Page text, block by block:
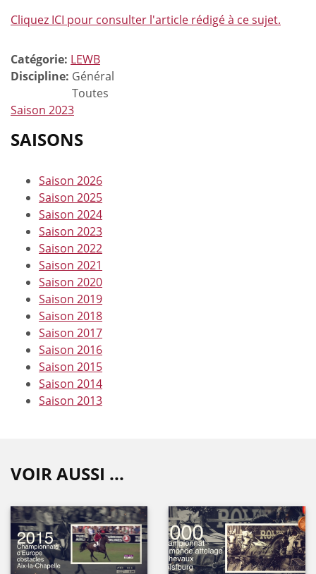
Cliquez ICI pour consulter l'article rédigé à ce sujet.
Catégorie: LEWB
Discipline: Général
Toutes
Saison 2023
SAISONS
Saison 2026
Saison 2025
Saison 2024
Saison 2023
Saison 2022
Saison 2021
Saison 2020
Saison 2019
Saison 2018
Saison 2017
Saison 2016
Saison 2015
Saison 2014
Saison 2013
VOIR AUSSI ...